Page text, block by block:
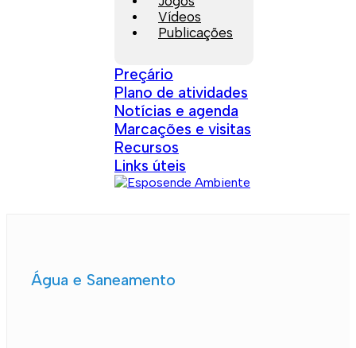
Vídeos
Publicações
Preçário
Plano de atividades
Notícias e agenda
Marcações e visitas
Recursos
Links úteis
Água e Saneamento